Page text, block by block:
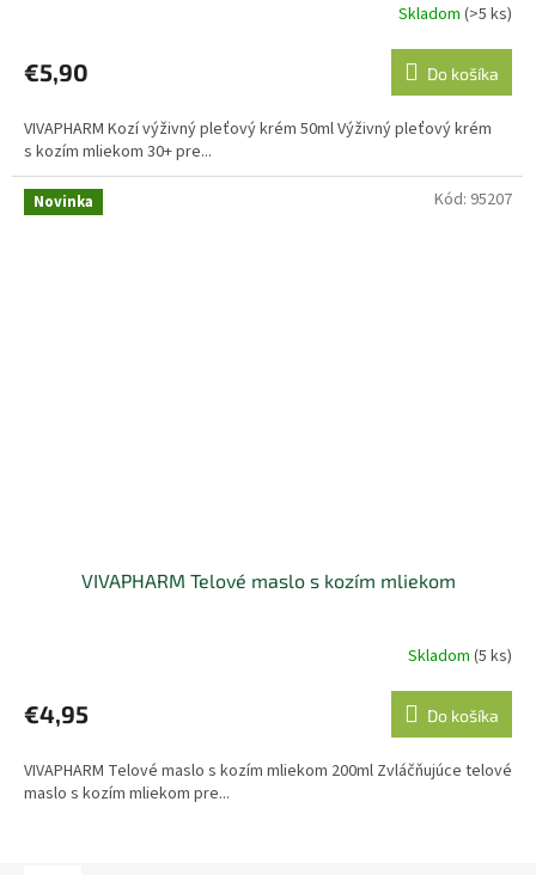
Skladom (>5 ks)
€5,90 Do košíka
VIVAPHARM Kozí výživný pleťový krém 50ml Výživný pleťový krém
s kozím mliekom 30+ pre...
Novinka
VIVAPHARM Telové maslo s kozím mliekom
Skladom (5 ks)
€4,95 Do košíka
VIVAPHARM Telové maslo s kozím mliekom 200ml Zvláčňujúce telové
maslo s kozím mliekom pre...
Kód: 95207